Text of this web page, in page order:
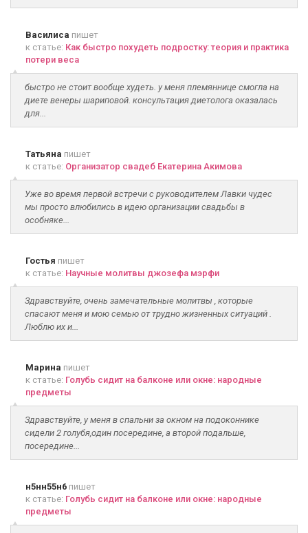
Василиса пишет
к статье: Как быстро похудеть подростку: теория и практика
потери веса
быстро не стоит вообще худеть. у меня племяннице смогла на
диете венеры шариповой. консультация диетолога оказалась
для...
Татьяна пишет
к статье: Организатор свадеб Екатерина Акимова
Уже во время первой встречи с руководителем Лавки чудес
мы просто влюбились в идею организации свадьбы в
особняке...
Гостья пишет
к статье: Научные молитвы джозефа мэрфи
Здравствуйте, очень замечательные молитвы , которые
спасают меня и мою семью от трудно жизненных ситуаций .
Люблю их и...
Марина пишет
к статье: Голубь сидит на балконе или окне: народные
предметы
Здравствуйте, у меня в спальни за окном на подоконнике
сидели 2 голубя,один посередине, а второй подальше,
посередине...
н5нн55н6 пишет
к статье: Голубь сидит на балконе или окне: народные
предметы